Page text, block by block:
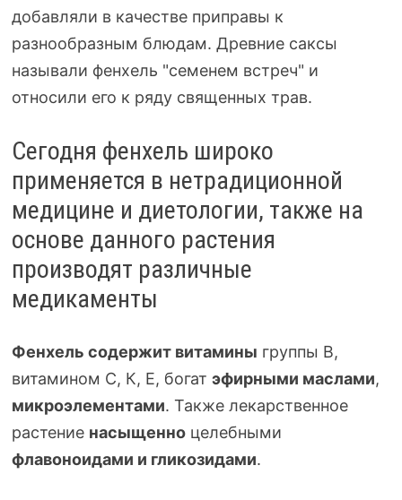
добавляли в качестве приправы к
разнообразным блюдам. Древние саксы
называли фенхель "семенем встреч" и
относили его к ряду священных трав.
Сегодня фенхель широко
применяется в нетрадиционной
медицине и диетологии, также на
основе данного растения
производят различные
медикаменты
Фенхель содержит витамины группы В,
витамином С, К, Е, богат эфирными маслами,
микроэлементами. Также лекарственное
растение насыщенноцелебными
флавоноидами и гликозидами.